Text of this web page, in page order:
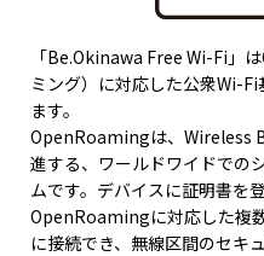
「Be.Okinawa Free Wi-Fi」
ミング）に対応した公衆Wi-
ます。
OpenRoamingは、Wireless
進する、ワールドワイドでの
ムです。デバイスに証明書を
OpenRoamingに対応した複
に接続でき、無線区間のセキ